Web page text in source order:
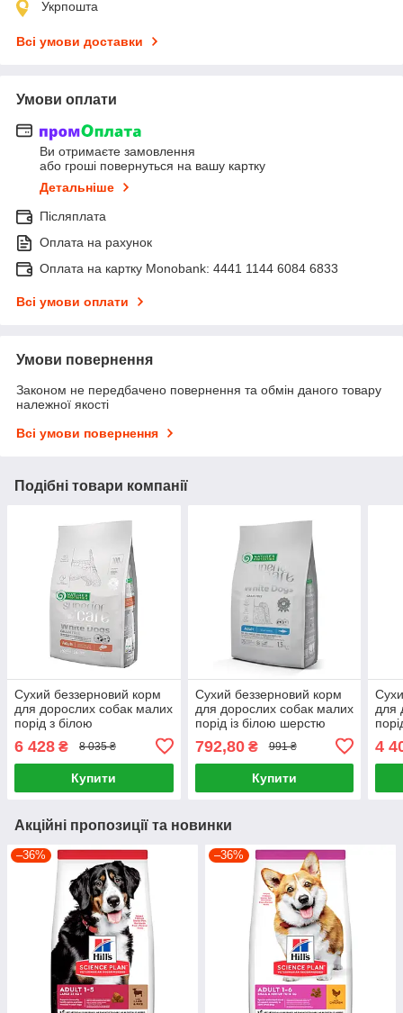
Укрпошта
Всі умови доставки
Умови оплати
Ви отримаєте замовлення
або гроші повернуться на вашу картку
Детальніше
Післяплата
Оплата на рахунок
Оплата на картку Monobank: 4441 1144 6084 6833
Всі умови оплати
Умови повернення
Законом не передбачено повернення та обмін даного товару
належної якості
Всі умови повернення
Подібні товари компанії
Сухий беззерновий корм
для дорослих собак малих
порід з білою
шерстю Superior Care 17
кг (лосось)
6 428 ₴ 8 035 ₴
Купити
Сухий беззерновий корм
для дорослих собак малих
порід із білою шерстю
Superior Care White Dogs
1.5 кг
792,80₴ 991 ₴
Купити
для
4
Акційні пропозиції та новинки
–36% –36%